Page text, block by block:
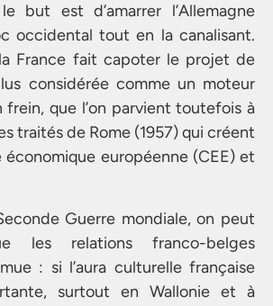
but est d’amarrer l’Allemagne
occidental tout en la canalisant.
France fait capoter le projet de
considérée comme un moteur
frein, que l’on parvient toutefois à
traités de Rome (1957) qui créent
économique européenne (CEE) et
Guerre mondiale, on peut
les relations franco-belges
: si l’aura culturelle française
surtout en Wallonie et à